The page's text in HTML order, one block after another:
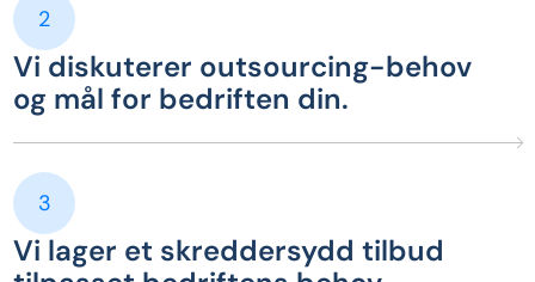
2
Vi diskuterer outsourcing-behov
og mål for bedriften din.
3
Vi lager et skreddersydd tilbud